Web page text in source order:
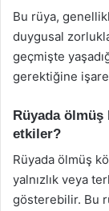
Bu rüya,
duygusal
geçmişte
gerektiğine
Rüyada ölmüş
etkiler?
Rüyada ölmüş
yalnızlık veya
gösterebilir. Bu